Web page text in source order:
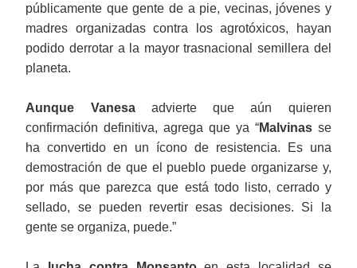
públicamente que gente de a pie, vecinas, jóvenes y
madres organizadas contra los agrotóxicos, hayan
podido derrotar a la mayor trasnacional semillera del
planeta.
Aunque Vanesaadvierte que aún quieren
confirmación definitiva, agrega que ya “Malvinasse
ha convertido en un ícono de resistencia. Es una
demostración de que el pueblo puede organizarse y,
por más que parezca que está todo listo, cerrado y
sellado, se pueden revertir esas decisiones. Si la
gente se organiza, puede.”